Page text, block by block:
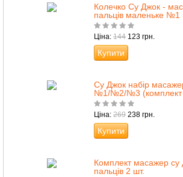
Колечко Су Джок -
пальців маленьке
Ціна: 144 123 грн.
Купити
Су Джок набір
№1/№2/№3 (комплект
Ціна: 269 238 грн.
Купити
Комплект масажер су
пальців 2 шт.